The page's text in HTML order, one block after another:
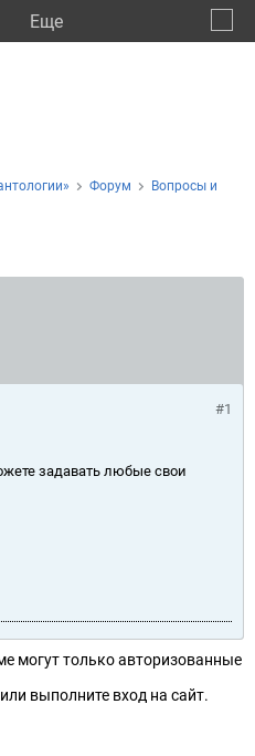
Eще
Форум
Вопросы и
#1
задавать любые свои
могут только авторизованные
или выполните вход на сайт.